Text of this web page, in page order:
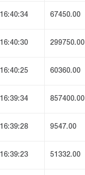
16:40:34 67450.00
16:40:30 299750.00
16:40:25 60360.00
16:39:34 857400.00
16:39:28 9547.00
16:39:23 51332.00